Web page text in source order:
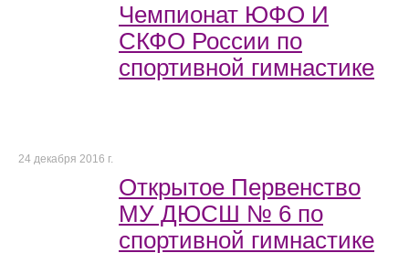
Чемпионат ЮФО И
СКФО России по
спортивной гимнастике
24 декабря 2016 г.
Открытое Первенство
МУ ДЮСШ № 6 по
спортивной гимнастике